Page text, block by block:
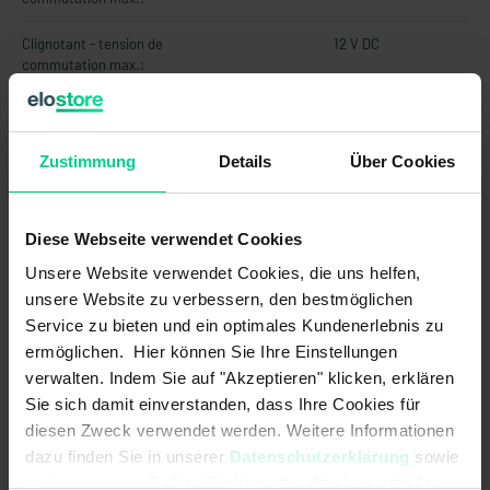
Zustimmung Details Über Cookies
Diese Webseite verwendet Cookies
Unsere Website verwendet Cookies, die uns helfen,
unsere Website zu verbessern, den bestmöglichen
Service zu bieten und ein optimales Kundenerlebnis zu
ermöglichen. Hier können Sie Ihre Einstellungen
verwalten. Indem Sie auf "Akzeptieren" klicken, erklären
Sie sich damit einverstanden, dass Ihre Cookies für
diesen Zweck verwendet werden. Weitere Informationen
dazu finden Sie in unserer Datenschutzerklärung sowie
Clignotant - tension de
commutation max.:
12 V DC
Débattement - clignotant:
Débattement - clignotant LCP: 8 °
Essuie-glace balayage continu -
puissance de commutation max.:
ca. 96 W
Essuie-glace balayage continu -
tension de commutation max.:
12 V DC
Essuie-glace balayage intermittent
- courant de commutation max.:
8 A